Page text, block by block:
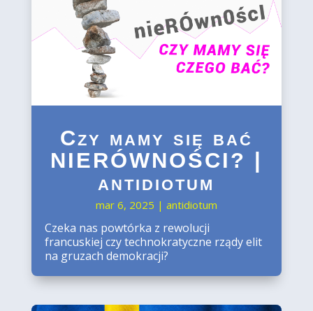
Czy mamy się bać
NIERÓWNOŚCI? |
antidiotum
mar 6, 2025 | antidiotum
Czeka nas powtórka z rewolucji
francuskiej czy technokratyczne rządy elit
na gruzach demokracji?